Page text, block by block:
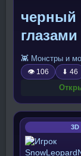
черный
глазами
👾 Монстры и
👁 106 ⬇ 46
3D